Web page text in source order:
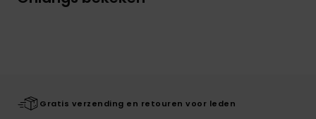
Gratis verzending en retouren voor leden